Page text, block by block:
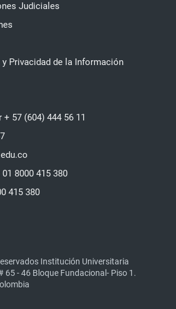
Judiciales
Privacidad de la Información
57 (604) 444 56 11
8000 415 380
415 380
Institución Universitaria
65 - 46 Bloque Fundacional- Piso 1.